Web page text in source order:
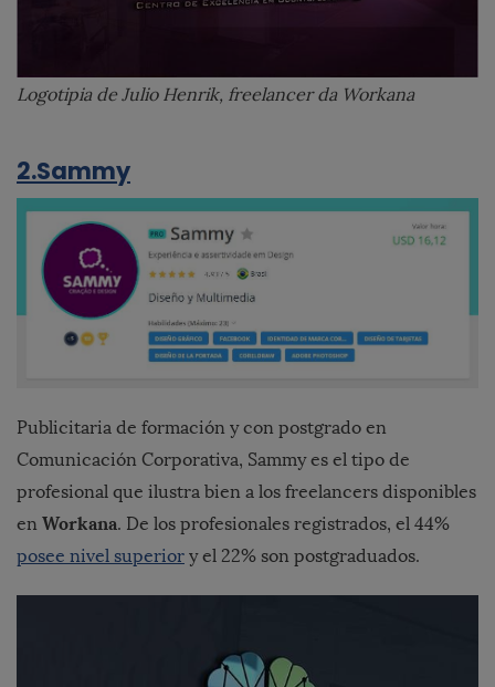
Logotipia de Julio Henrik, freelancer da Workana
2.Sammy
Publicitaria de formación y con postgrado en
Comunicación Corporativa, Sammy es el tipo de
profesional que ilustra bien a los freelancers disponibles
en Workana. De los profesionales registrados, el 44%
posee nivel superior y el 22% son postgraduados.